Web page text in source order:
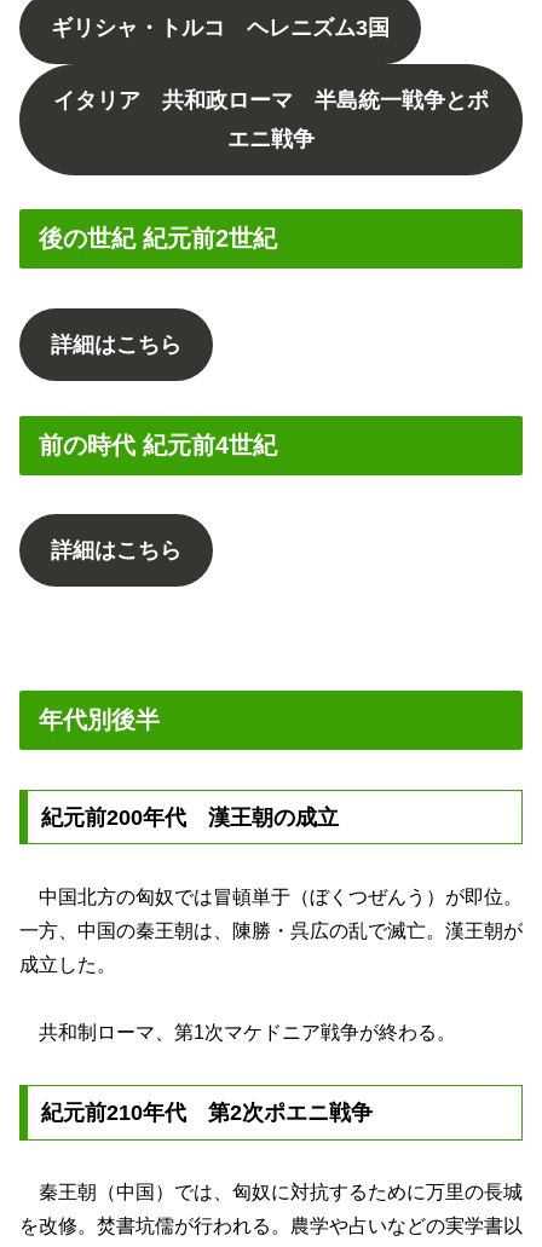
ギリシャ・トルコ ヘレニズム3国
イタリア 共和政ローマ 半島統一戦争とポ
エニ戦争
後の世紀 紀元前2世紀
詳細はこちら
前の時代 紀元前4世紀
詳細はこちら
年代別後半
紀元前200年代 漢王朝の成立
中国北方の匈奴では冒頓単于（ぼくつぜんう）が即位。
一方、中国の秦王朝は、陳勝・呉広の乱で滅亡。漢王朝が
成立した。
共和制ローマ、第1次マケドニア戦争が終わる。
紀元前210年代 第2次ポエニ戦争
秦王朝（中国）では、匈奴に対抗するために万里の長城
を改修。焚書坑儒が行われる。農学や占いなどの実学書以